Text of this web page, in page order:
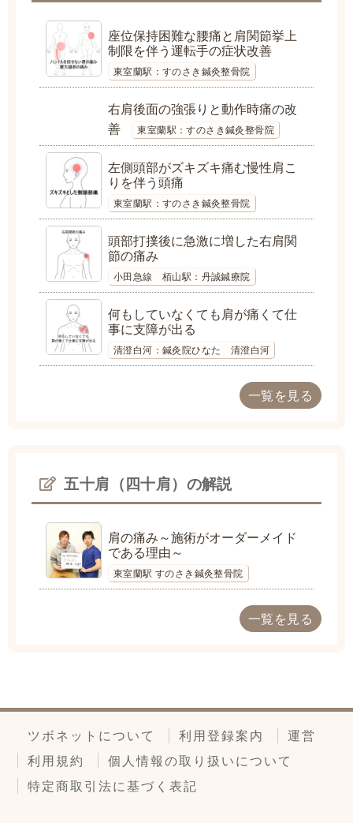
座位保持困難な腰痛と肩関節挙上
制限を伴う運転手の症状改善
東室蘭駅：すのさき鍼灸整骨院
右肩後面の強張りと動作時痛の改
善
東室蘭駅：すのさき鍼灸整骨院
左側頭部がズキズキ痛む慢性肩こ
りを伴う頭痛
東室蘭駅：すのさき鍼灸整骨院
頭部打撲後に急激に増した右肩関
節の痛み
小田急線 栢山駅：丹誠鍼療院
何もしていなくても肩が痛くて仕
事に支障が出る
清澄白河：鍼灸院ひなた 清澄白河
一覧を見る
五十肩（四十肩）の解説
肩の痛み～施術がオーダーメイド
である理由～
東室蘭駅 すのさき鍼灸整骨院
一覧を見る
ツボネットについて 利用登録案内
運営
利用規約
個人情報の取り扱いについて
特定商取引法に基づく表記